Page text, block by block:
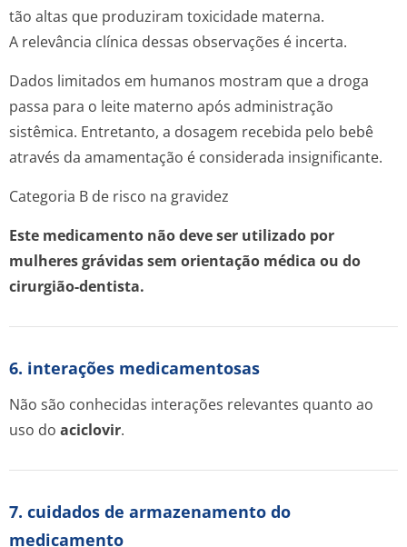
tão altas que produziram toxicidade materna.
A relevância clínica dessas observações é incerta.
Dados limitados em humanos mostram que a droga
passa para o leite materno após administração
sistêmica. Entretanto, a dosagem recebida pelo bebê
através da amamentação é considerada insignificante.
Categoria B de risco na gravidez
Este medicamento não deve ser utilizado por
mulheres grávidas sem orientação médica ou do
cirurgião-dentista.
6. interações medicamentosas
Não são conhecidas interações relevantes quanto ao
uso do aciclovir.
7. cuidados de armazenamento do
medicamento